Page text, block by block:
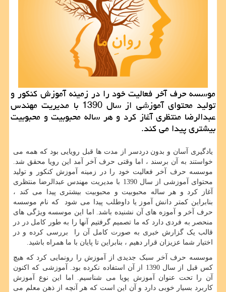
موسسه حرف آخر فعالیت خود را در زمینه آموزش كنكور و
تولید محتوای آموزشی از سال 1390 با مدیریت مهندس
عبدالرضا منتظری آغاز كرد و هر ساله محبوبیت و محبوبیت
بیشتری پیدا می كند.
یادگیری آسان و بدون دردسر از مدت ها قبل رویایی بود که همه می
خواستند به آن برسند ، اما وقتی حرف آخر آمد این رویا محقق شد.
موسسه حرف آخر فعالیت خود را در زمینه آموزش کنکور و تولید
محتوای آموزشی از سال 1390 با مدیریت مهندس عبدالرضا منتظری
آغاز کرد و هر ساله محبوبیت و محبوبیت بیشتری پیدا می کند ،
بنابراین کمتر دانش آموز یا داوطلب پیدا می شود که نام موسسه
حرف آخر و آموزه های آن نشنیده باشد. اما این موسسه ویژگی های
منحصر به فردی دارد که ما تصمیم گرفتیم آنها را به طور کامل در در
قالب یک گزارش خبری به صورت کامل آن را بررسی کرده و در
اختیار شما عزیزان قرار دهیم ، بنابراین تا پایان با ما همراه باشید.
موسسه حرف آخر سبک جدیدی از آموزش را رونمایی کرد که هیچ
کس قبل از سال 1390 از آن استفاده نکرده بود. آموزشی که اکنون
آن را تحت عنوان آموزش پویا می شناسیم. اما این نوع آموزش
کاربرد بسیار خوبی دارد و آن این است که هر آنچه از ذهن معلم می